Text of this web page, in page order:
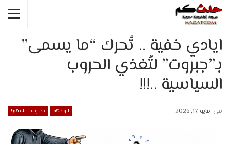
ايادي خفية .. تُحرك “ما يسمى”
بـ”جبروت” لتُغذي الحروب
السياسية ..!!!
الواجهة محاولة .. للفهم! في مايو 17, 2026